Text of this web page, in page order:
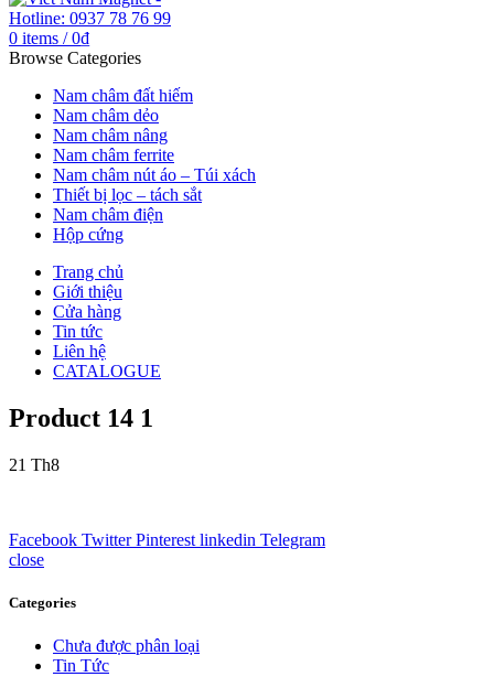
0 items / 0₫
Browse Categories
Nam châm đất hiếm
Nam châm dẻo
Nam châm nâng
Nam châm ferrite
Nam châm nút áo – Túi xách
Thiết bị lọc – tách sắt
Nam châm điện
Hộp cứng
Trang chủ
Giới thiệu
Cửa hàng
Tin tức
Liên hệ
CATALOGUE
Product 14 1
21 Th8
Facebook Twitter Pinterest linkedin Telegram
close
Categories
Chưa được phân loại
Tin Tức